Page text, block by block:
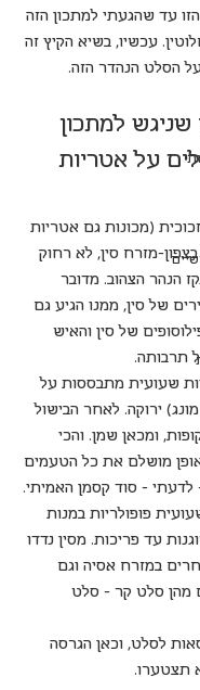
עד שהגעתי למתכון הזה
עכשיו, בשיא הקיץ זה
הסלט הנהדר הזה.
למתכון
על אטריות
(מכונות גם אטריות
מזרח סין, לא רחוק
הנהר הצהוב. מדובר
של סין, ממנו הגיע גם
של סין והאיש
תרבותה.
שעועית מתבססות על
ירוקה. לאחר הבישול
ומכאן שמן. והכי
מושלם את כל הטעמים
לדעתי - סוד קסמן האמיתי.
פופולריות במנות
עד פריכות. מסין נדדו
במזרח אסיה וגם
מהן סלט קר - סלט
לסלט, וכאן הגרסה
תצטערו.